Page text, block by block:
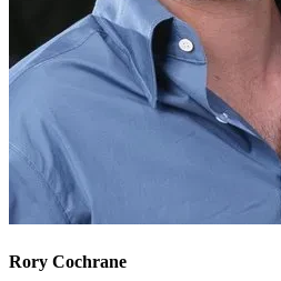
Rory Cochrane